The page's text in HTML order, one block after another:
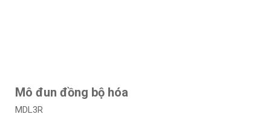
Mô đun đồng bộ hóa
MDL3R